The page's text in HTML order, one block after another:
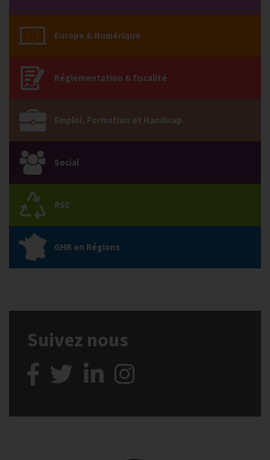
Europe & Numérique
Réglementation & fiscalité
Emploi, Formation et Handicap
Social
RSE
GHR en Régions
Suivez nous